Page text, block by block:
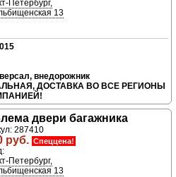
Петербург,
13
внедорожник
ДОСТАВКА ВО ВСЕ РЕГИОНЫ
двери багажника
287410
руб. Спеццена!
Петербург,
13